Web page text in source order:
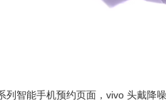
能手机预约页面，vivo 头戴降噪